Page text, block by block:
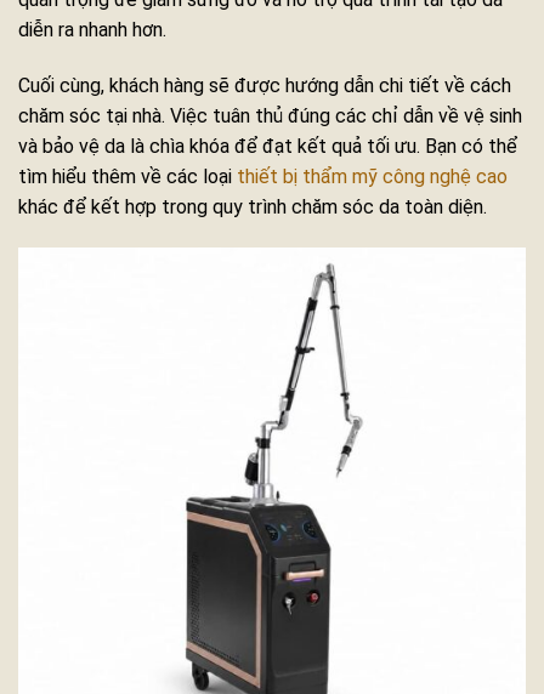
diễn ra nhanh hơn.
Cuối cùng, khách hàng sẽ được hướng dẫn chi tiết về cách
chăm sóc tại nhà. Việc tuân thủ đúng các chỉ dẫn về vệ sinh
và bảo vệ da là chìa khóa để đạt kết quả tối ưu. Bạn có thể
tìm hiểu thêm về các loại thiết bị thẩm mỹ công nghệ cao
khác để kết hợp trong quy trình chăm sóc da toàn diện.